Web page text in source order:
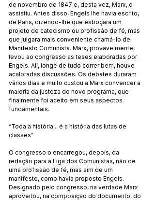
de novembro de 1847 e, desta vez, Marx, o
assistiu. Antes disso, Engels lhe havia escrito,
de Paris, dizendo-lhe que esboçara um
projeto de catecismo ou profissão de fé, mas
que julgara mais conveniente chamá-lo de
Manifesto Comunista. Marx, provavelmente,
levou ao congresso as teses elaboradas por
Engels. Ali, longe de tudo correr bem, houve
acaloradas discussões. Os debates duraram
vários dias e muito custou a Marx convencer a
maioria da justeza do novo programa, que
finalmente foi aceito em seus aspectos
fundamentais.
“Toda a história... é a história das lutas de
classes”
O congresso o encarregou, depois, da
redação para a Liga dos Comunistas, não de
uma profissão de fé, mas sim de um
manifesto, como havia proposto Engels.
Designado pelo congresso, na verdade Marx
aproveitou, na composição do documento, do